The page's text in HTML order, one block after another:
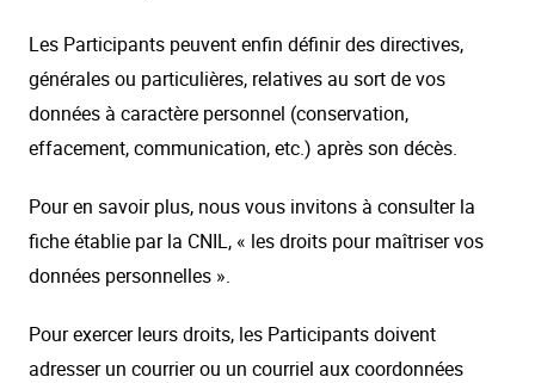
Les Participants peuvent enfin définir des directives,
générales ou particulières, relatives au sort de vos
données à caractère personnel (conservation,
effacement, communication, etc.) après son décès.
Pour en savoir plus, nous vous invitons à consulter la
fiche établie par la CNIL, « les droits pour maîtriser vos
données personnelles ».
Pour exercer leurs droits, les Participants doivent
adresser un courrier ou un courriel aux coordonnées